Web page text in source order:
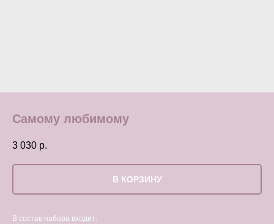
Самому любимому
3 030 р.
В КОРЗИНУ
В состав набора входит: